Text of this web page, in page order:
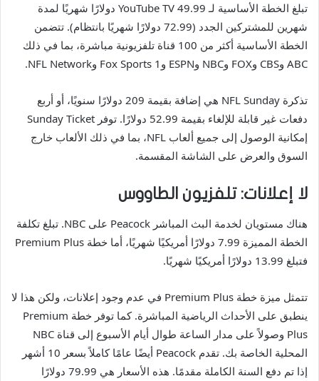
تبلغ الخطة الأساسية لـ YouTube TV 49.99 دولارًا شهريًا لمدة
شهرين للمشتركين الجدد (72.99 دولارًا شهريًا بانتظام). تتضمن
الخطة الأساسية أكثر من 100 قناة تلفزيونية مباشرة، بما في ذلك
ABC وCBS وFOX وNBC وESPN وFox Sports 1 وNFL Network.
تذكرة NFL Sunday هي إضافة بقيمة 209 دولارًا سنويًا، أو أربع
دفعات غير قابلة للإلغاء بقيمة 52.99 دولارًا. توفر Sunday Ticket
إمكانية الوصول إلى جميع ألعاب NFL، بما في ذلك الألعاب خارج
السوق والعرض على الشاشة المقسمة.
لا إعلانات: تلفزيون الطاووس
هناك مستويان لخدمة البث المباشر Peacock على NBC. تبلغ تكلفة
الخطة المميزة 7.99 دولارًا أمريكيًا شهريًا، أما خطة Premium Plus
فتبلغ 13.99 دولارًا أمريكيًا شهريًا.
تتمثل ميزة خطة Premium Plus في عدم وجود إعلانات، ولكن هذا لا
ينطبق على الأحداث الرياضية المباشرة. كما توفر خطة Premium
Plus وصولاً على مدار الساعة طوال أيام الأسبوع إلى قناة NBC
المحلية الخاصة بك. تقدم Peacock أيضًا عامًا كاملاً بسعر 10 أشهر
إذا تم دفع السنة الكاملة مقدمًا. هذه الأسعار هي 79.99 دولارًا